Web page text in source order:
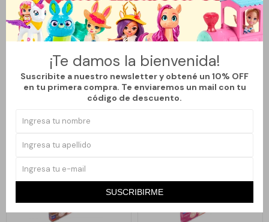
¡Te damos la bienvenida!
Suscribite a nuestro newsletter y obtené un 10% OFF
en tu primera compra. Te enviaremos un mail con tu
código de descuento.
SUSCRIBIRME
INCIENSOS SATYA MUMBAI -
DRAGON'S BLOOD
$50 $ 80
INCIENSOS SATYA MUMBAI -
NATURAL
$ $ 80